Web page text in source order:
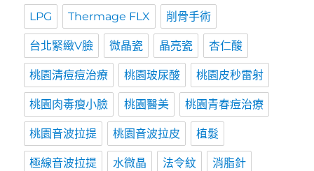
LPG Thermage FLX 削骨手術
台北緊緻V臉 微晶瓷 晶亮瓷 杏仁酸
桃園清痘痘治療 桃園玻尿酸 桃園皮秒雷射
桃園肉毒瘦小臉 桃園醫美 桃園青春痘治療
桃園音波拉提 桃園音波拉皮 植髮
極線音波拉提 水微晶 法令紋 消脂針